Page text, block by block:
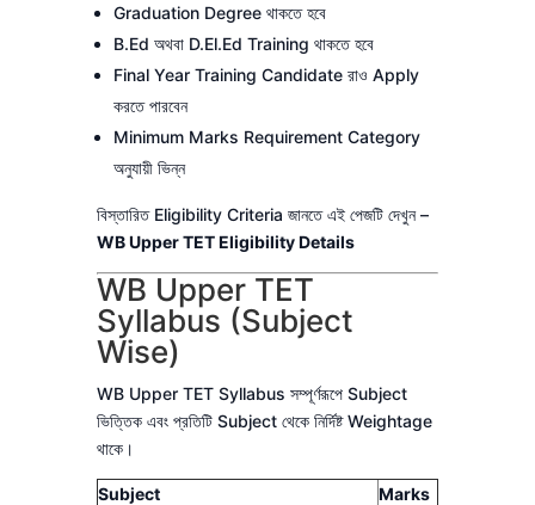
Graduation Degree থাকতে হবে
B.Ed অথবা D.El.Ed Training থাকতে হবে
Final Year Training Candidate রাও Apply
করতে পারবেন
Minimum Marks Requirement Category
অনুযায়ী ভিন্ন
বিস্তারিত Eligibility Criteria জানতে এই পেজটি দেখুন –
WB Upper TET Eligibility Details
WB Upper TET
Syllabus (Subject
Wise)
WB Upper TET Syllabus সম্পূর্ণরূপে Subject
ভিত্তিক এবং প্রতিটি Subject থেকে নির্দিষ্ট Weightage
থাকে।
Subject
Marks